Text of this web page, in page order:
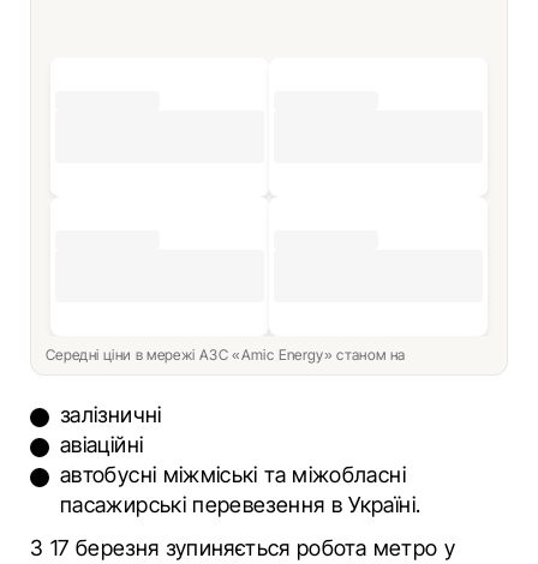
Середні ціни в мережі АЗС «Amic Energy» станом на
залізничні
авіаційні
автобусні міжміські та міжобласні
пасажирські перевезення в Україні.
З 17 березня зупиняється робота метро у